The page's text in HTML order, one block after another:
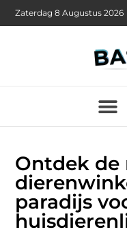
Zaterdag 8 Augustus 2026
Ontdek de
paradijs